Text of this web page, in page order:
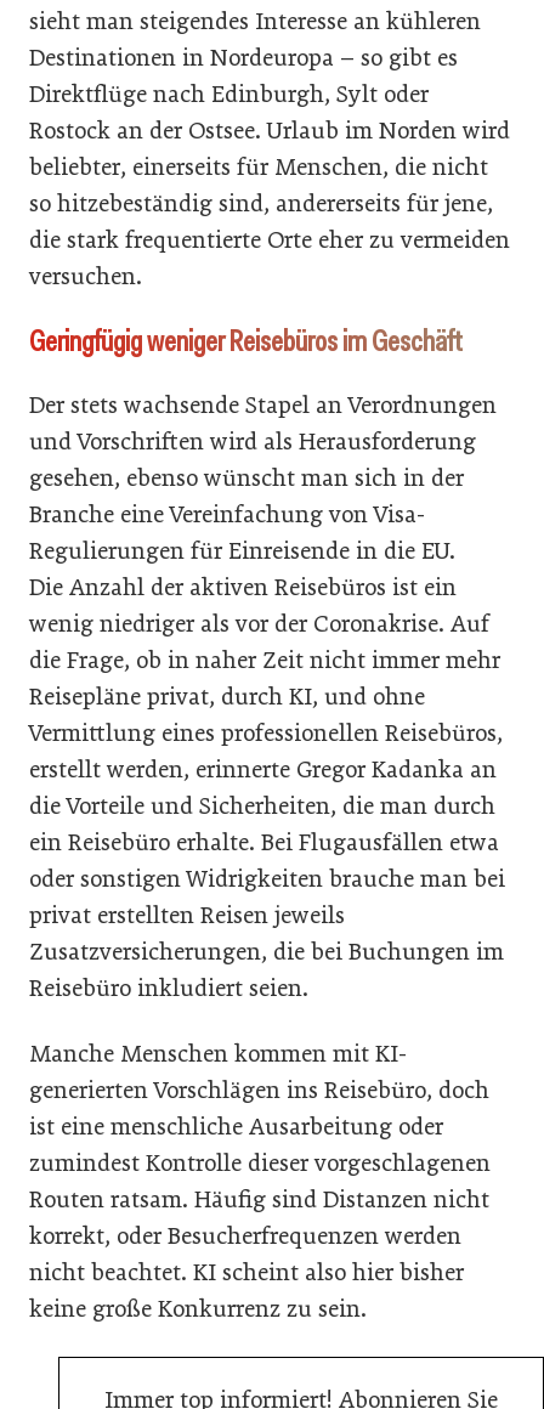
sieht man steigendes Interesse an kühleren
Destinationen in Nordeuropa – so gibt es
Direktflüge nach Edinburgh, Sylt oder
Rostock an der Ostsee. Urlaub im Norden wird
beliebter, einerseits für Menschen, die nicht
so hitzebeständig sind, andererseits für jene,
die stark frequentierte Orte eher zu vermeiden
versuchen.
Geringfügig weniger Reisebüros im Geschäft
Der stets wachsende Stapel an Verordnungen
und Vorschriften wird als Herausforderung
gesehen, ebenso wünscht man sich in der
Branche eine Vereinfachung von Visa-
Regulierungen für Einreisende in die EU.
Die Anzahl der aktiven Reisebüros ist ein
wenig niedriger als vor der Coronakrise. Auf
die Frage, ob in naher Zeit nicht immer mehr
Reisepläne privat, durch KI, und ohne
Vermittlung eines professionellen Reisebüros,
erstellt werden, erinnerte Gregor Kadanka an
die Vorteile und Sicherheiten, die man durch
ein Reisebüro erhalte. Bei Flugausfällen etwa
oder sonstigen Widrigkeiten brauche man bei
privat erstellten Reisen jeweils
Zusatzversicherungen, die bei Buchungen im
Reisebüro inkludiert seien.
Manche Menschen kommen mit KI-
generierten Vorschlägen ins Reisebüro, doch
ist eine menschliche Ausarbeitung oder
zumindest Kontrolle dieser vorgeschlagenen
Routen ratsam. Häufig sind Distanzen nicht
korrekt, oder Besucherfrequenzen werden
nicht beachtet. KI scheint also hier bisher
keine große Konkurrenz zu sein.
Immer top informiert! Abonnieren Sie